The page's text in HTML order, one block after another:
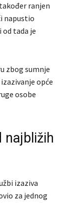
ranjen
napustio
od tada je
zbog sumnje
opće
osobe
najbližih
izaziva
za jednog